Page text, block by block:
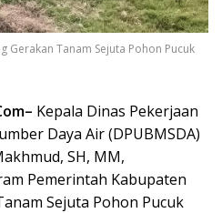
Gerakan Tanam Sejuta Pohon Pucuk
Kepala Dinas Pekerjaan
Daya Air (DPUBMSDA)
SH, MM,
Pemerintah Kabupaten
Sejuta Pohon Pucuk